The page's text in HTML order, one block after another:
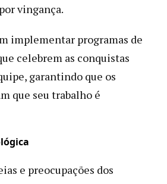
vingança.
implementar programas de
celebrem as conquistas
garantindo que os
que seu trabalho é
e preocupações dos